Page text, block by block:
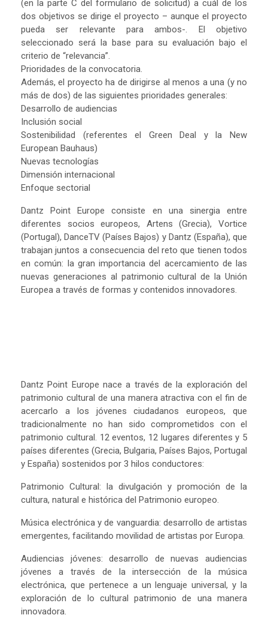
(en la parte C del formulario de solicitud) a cuál de los
dos objetivos se dirige el proyecto – aunque el proyecto
pueda ser relevante para ambos-. El objetivo
seleccionado será la base para su evaluación bajo el
criterio de “relevancia”.
Prioridades de la convocatoria.
Además, el proyecto ha de dirigirse al menos a una (y no
más de dos) de las siguientes prioridades generales:
Desarrollo de audiencias
Inclusión social
Sostenibilidad (referentes el Green Deal y la New
European Bauhaus)
Nuevas tecnologías
Dimensión internacional
Enfoque sectorial
Dantz Point Europe consiste en una sinergia entre
diferentes socios europeos, Artens (Grecia), Vortice
(Portugal), DanceTV (Países Bajos) y Dantz (España), que
trabajan juntos a consecuencia del reto que tienen todos
en común: la gran importancia del acercamiento de las
nuevas generaciones al patrimonio cultural de la Unión
Europea a través de formas y contenidos innovadores.
Dantz Point Europe nace a través de la exploración del
patrimonio cultural de una manera atractiva con el fin de
acercarlo a los jóvenes ciudadanos europeos, que
tradicionalmente no han sido comprometidos con el
patrimonio cultural. 12 eventos, 12 lugares diferentes y 5
países diferentes (Grecia, Bulgaria, Países Bajos, Portugal
y España) sostenidos por 3 hilos conductores:
Patrimonio Cultural: la divulgación y promoción de la
cultura, natural e histórica del Patrimonio europeo.
Música electrónica y de vanguardia: desarrollo de artistas
emergentes, facilitando movilidad de artistas por Europa.
Audiencias jóvenes: desarrollo de nuevas audiencias
jóvenes a través de la intersección de la música
electrónica, que pertenece a un lenguaje universal, y la
exploración de lo cultural patrimonio de una manera
innovadora.